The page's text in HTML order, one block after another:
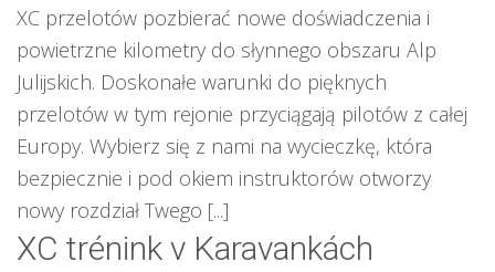
XC przelotów pozbierać nowe doświadczenia i
powietrzne kilometry do słynnego obszaru Alp
Julijskich. Doskonałe warunki do pięknych
przelotów w tym rejonie przyciągają pilotów z całej
Europy. Wybierz się z nami na wycieczkę, która
bezpiecznie i pod okiem instruktorów otworzy
nowy rozdział Twego [...]
XC trénink v Karavankách